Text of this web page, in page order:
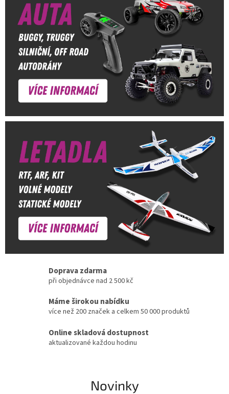
Doprava zdarma
při objednávce nad 2 500 kč
Máme širokou nabídku
více než 200 značek a celkem 50 000 produktů
Online skladová dostupnost
aktualizované každou hodinu
Novinky